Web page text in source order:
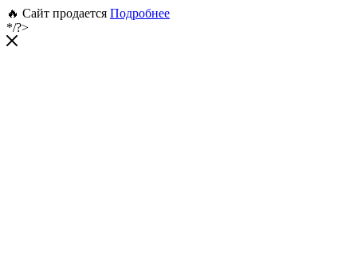
🔥 Сайт продается Подробнее
*/?>